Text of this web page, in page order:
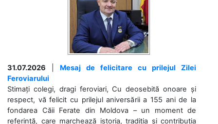
31.07.2026
Mesaj de felicitare cu prilejul Zilei
Feroviarului
Stimați colegi, dragi feroviari, Cu deosebită onoare și
respect, vă felicit cu prilejul aniversării a 155 ani de la
fondarea Căii Ferate din Moldova – un moment de
referință, care marchează istoria, tradiția și contribuția